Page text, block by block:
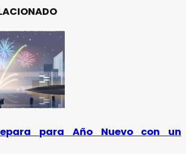
para Año Nuevo con un